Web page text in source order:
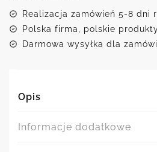
Realizacja zamówień 5-8 dni
Polska firma, polskie
Darmowa wysyłka dla
Opis
Informacje dodatkowe